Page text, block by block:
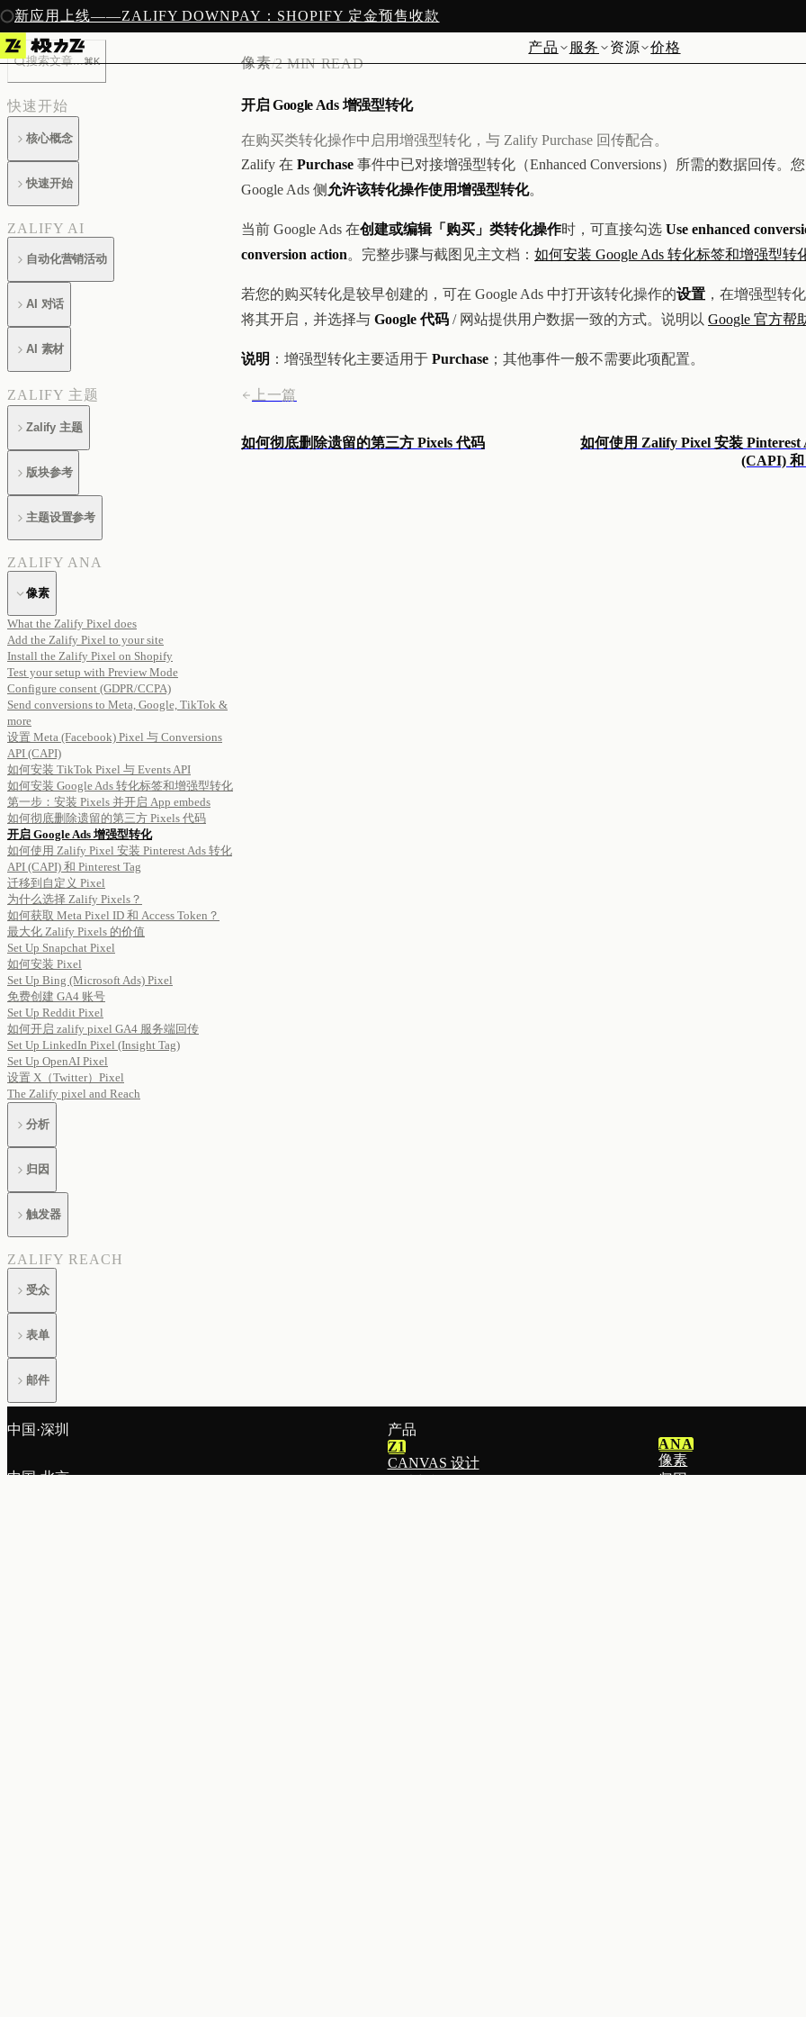
新应用上线——ZALIFY DOWNPAY：SHOPIFY 定金预售收款
产品 服务 资源 价格
搜索文章...⌘K
快速开始
核心概念
快速开始
ZALIFY AI
自动化营销活动
AI 对话
AI 素材
ZALIFY 主题
Zalify 主题
版块参考
主题设置参考
ZALIFY ANA
像素
What the Zalify Pixel does
Add the Zalify Pixel to your site
Install the Zalify Pixel on Shopify
Test your setup with Preview Mode
Configure consent (GDPR/CCPA)
Send conversions to Meta, Google, TikTok &
more
设置 Meta (Facebook) Pixel 与 Conversions
API (CAPI)
如何安装 TikTok Pixel 与 Events API
如何安装 Google Ads 转化标签和增强型转化
第一步：安装 Pixels 并开启 App embeds
如何彻底删除遗留的第三方 Pixels 代码
开启 Google Ads 增强型转化
如何使用 Zalify Pixel 安装 Pinterest Ads 转化
API (CAPI) 和 Pinterest Tag
迁移到自定义 Pixel
为什么选择 Zalify Pixels？
如何获取 Meta Pixel ID 和 Access Token？
最大化 Zalify Pixels 的价值
Set Up Snapchat Pixel
如何安装 Pixel
Set Up Bing (Microsoft Ads) Pixel
免费创建 GA4 账号
Set Up Reddit Pixel
如何开启 zalify pixel GA4 服务端回传
Set Up LinkedIn Pixel (Insight Tag)
Set Up OpenAI Pixel
设置 X（Twitter）Pixel
The Zalify pixel and Reach
分析
归因
触发器
ZALIFY REACH
受众
表单
邮件
帮助与账户
像素/2 MIN READ
开启 Google Ads 增强型转化
在购买类转化操作中启用增强型转化，与 Zalify Purchase 回传配合。
Zalify 在 Purchase 事件中已对接增强型转化（Enhanced Conversions）所需的数据回传。
Google Ads 侧 允许该转化操作使用增强型转化。
当前 Google Ads 在创建或编辑「购买」类转化操作时，可直接勾选 Use enhanced
conversion action。完整步骤与截图见主文档： 如何安装 Google Ads 转化标签和增强型转
若您的购买转化是较早创建的，可在 Google Ads 中打开该转化操作的设置 ，在增强型转
将其开启，并选择与 Google 代码 / 网站提供用户数据一致的方式。说明以 Google 官方帮
说明 ：增强型转化主要适用于 Purchase ；其他事件一般不需要此项配置。
上一篇
如何彻底删除遗留的第三方 Pixels 代码
如何使用 Zalify Pixel 安装 Pinterest
(CAPI) 和
中国·深圳
中国·北京
产品
Z1
CANVAS 设计
ANA
像素
归因